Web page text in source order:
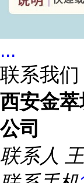
...
联系我们
西安金
公司
联系人